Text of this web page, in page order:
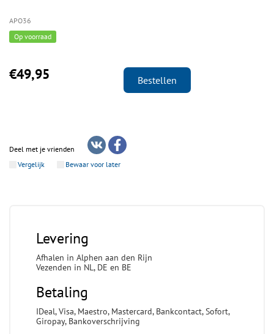
APO36
Op voorraad
€49,95 Bestellen
Deel met je vrienden
Vergelijk
Bewaar voor later
Levering
Afhalen in Alphen aan den Rijn
Vezenden in NL, DE en BE
Betaling
IDeal, Visa, Maestro, Mastercard, Bankcontact, Sofort,
Giropay, Bankoverschrijving